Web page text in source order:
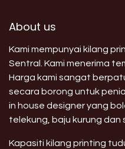
About us
Kami mempunyai kilang
Sentral. Kami menerima
Harga kami sangat
secara borong untuk
in house designer yang
telekung, baju kurung dan
Kapasiti kilang printing